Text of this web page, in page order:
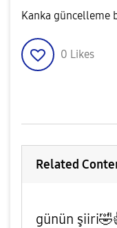
Kanka güncelleme
0 Likes
Related
günün